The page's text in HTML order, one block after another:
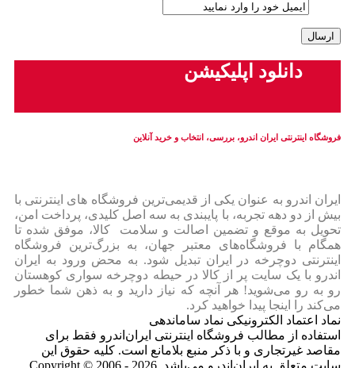
دانلود اپلیکیشن
فروشگاه اینترنتی ایران‌ اندرو، بررسی، انتخاب و خرید آنلاین
ایران‌ اندرو به عنوان یکی از قدیمی‌ترین فروشگاه های اینترنتی با
بیش از دو دهه تجربه، با پایبندی به سه اصل کلیدی، پرداخت امن،
تحویل به موقع و تضمین اصالت و سلامت کالا، موفق شده تا
همگام با فروشگاه‌های معتبر جهان، به بزرگ‌ترین فروشگاه
اینترنتی دوچرخه در ایران تبدیل شود. به محض ورود به ایران‌
اندرو با یک سایت پر از کالا در حیطه دوچرخه سواری کوهستان
رو به رو می‌شوید! هر آنچه که نیاز دارید و به ذهن شما خطور
می‌کند را اینجا پیدا خواهید کرد.
نماد اعتماد الکترونیکی نماد ساماندهی
استفاده از مطالب فروشگاه اینترنتی ایران‌اندرو فقط برای
مقاصد غیرتجاری و با ذکر منبع بلامانع است. کلیه حقوق این
سایت متعلق به ایران‌اندرو می‌باشد. Copyright © 2006 - 2026